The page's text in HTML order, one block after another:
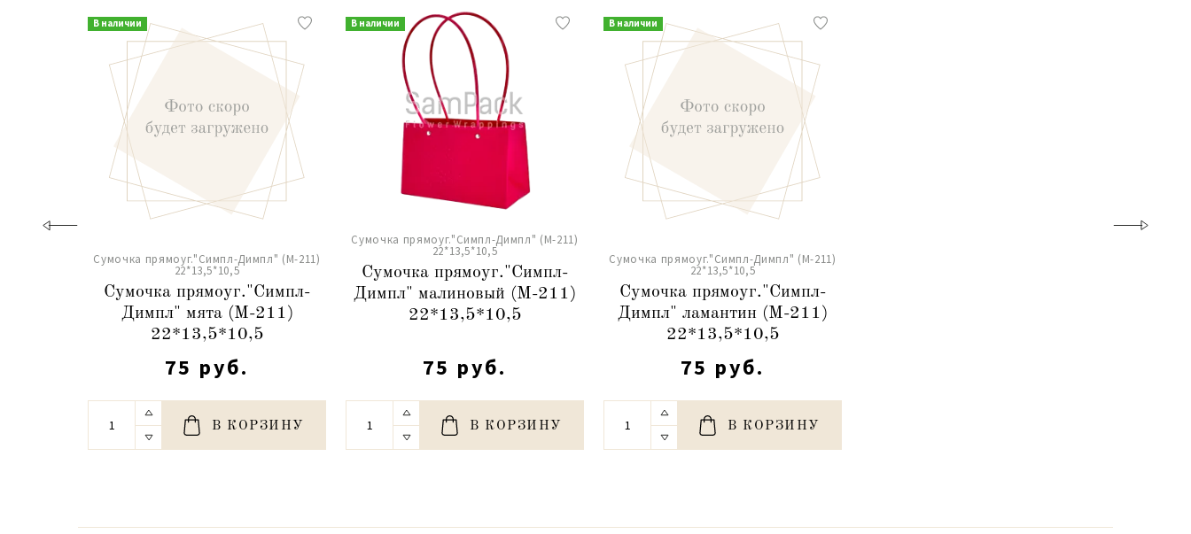
В наличии
Сумочка прямоуг."Симпл-Димпл" (М-211)
22*13,5*10,5
Сумочка прямоуг."Симпл-
Димпл" мята (М-211)
22*13,5*10,5
75 руб.
В КОРЗИНУ
В наличии
Сумочка прямоуг."Симпл-Димпл" (М-211)
22*13,5*10,5
Сумочка прямоуг."Симпл-
Димпл" малиновый (М-211)
22*13,5*10,5
75 руб.
В КОРЗИНУ
В наличии
Сумочка прямоуг."Симпл-Димпл" (М-211)
22*13,5*10,5
Сумочка прямоуг."Симпл-
Димпл" ламантин (М-211)
22*13,5*10,5
75 руб.
В КОРЗИНУ